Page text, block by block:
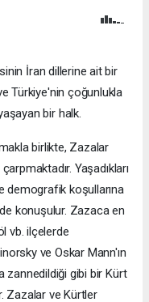
İran dillerine ait bir
Türkiye'nin çoğunlukla
bir halk.
birlikte, Zazalar
Yaşadıkları
demografik koşullarına
konuşulur. Zazaca en
vb. ilçelerde
ve Oskar Mann'ın
zannedildiği gibi bir Kürt
Zazalar ve Kürtler